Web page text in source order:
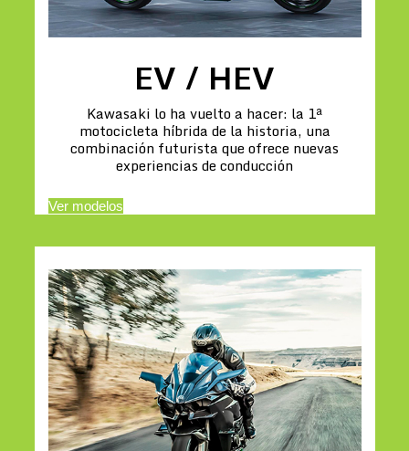
EV / HEV
Kawasaki lo ha vuelto a hacer: la 1ª
motocicleta híbrida de la historia, una
combinación futurista que ofrece nuevas
experiencias de conducción
Ver modelos